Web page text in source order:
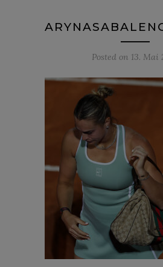
Posted on 13. Mai